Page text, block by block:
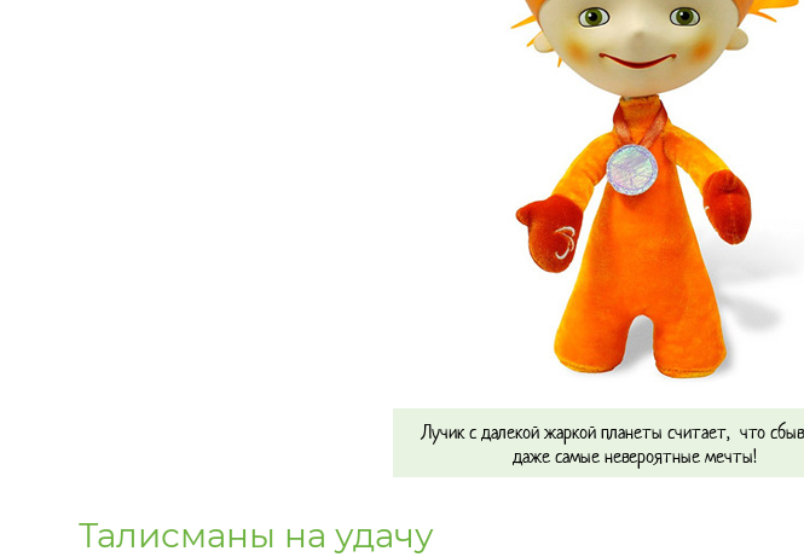
Лучик с далекой жаркой планеты считает, что
даже самые невероятные мечты!
Талисманы на удачу